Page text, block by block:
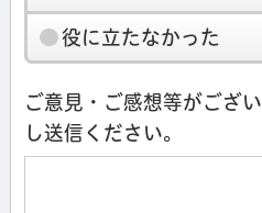
役に立たなかった
ご意見・ご感想等がござ
し送信ください。